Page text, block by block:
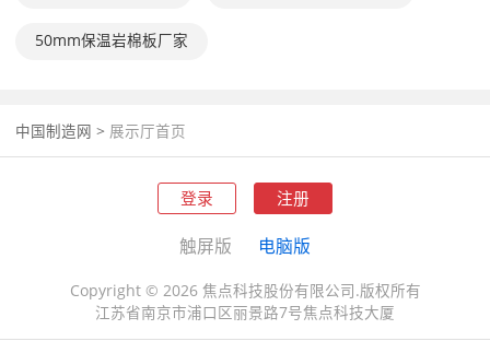
50mm保温岩棉板厂家
中国制造网 > 展示厅首页
登录 注册
触屏版 电脑版
Copyright © 2026 焦点科技股份有限公司.版权所有
江苏省南京市浦口区丽景路7号焦点科技大厦